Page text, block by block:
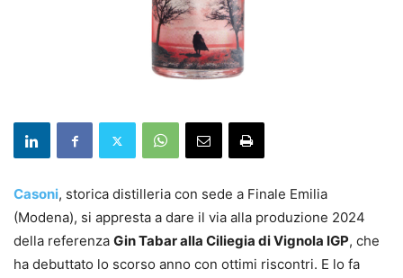
Casoni, storica distilleria con sede a Finale Emilia
(Modena), si appresta a dare il via alla produzione 2024
della referenza Gin Tabar alla Ciliegia di Vignola IGP, che
ha debuttato lo scorso anno con ottimi riscontri. E lo fa